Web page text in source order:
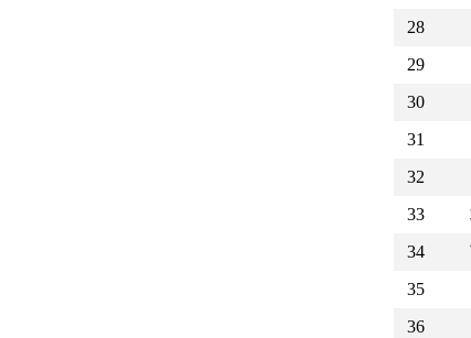
28
29
30
31
32
33
34
35
36